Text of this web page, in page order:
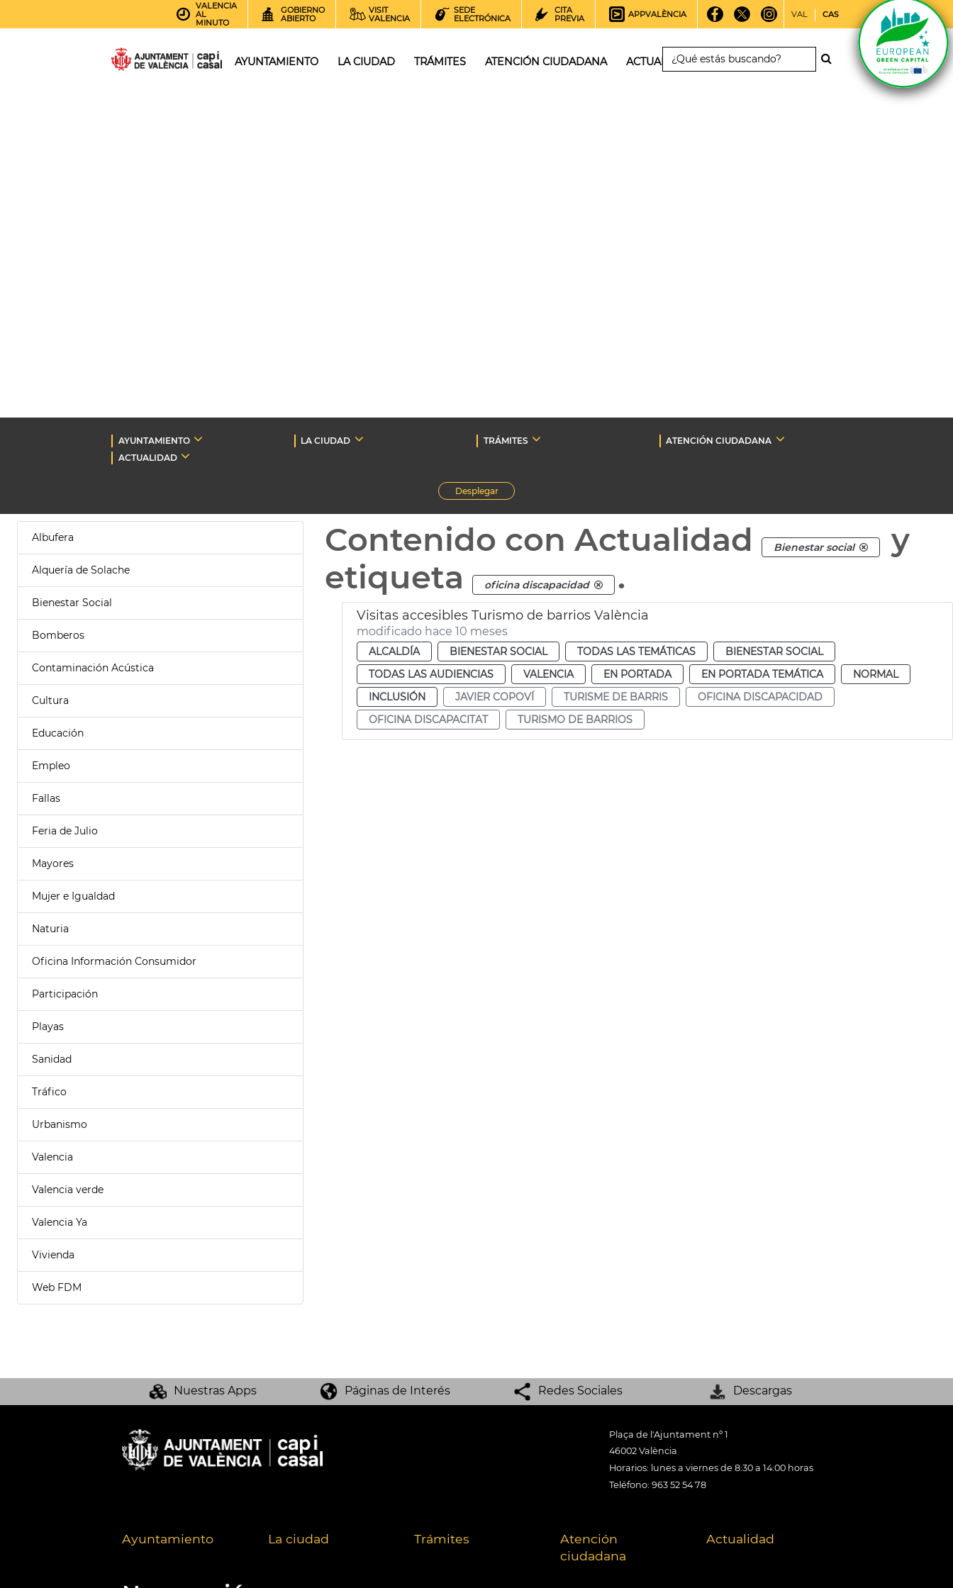
VALENCIA
AL
MINUTO
GOBIERNO
ABIERTO
VISIT
VALENCIA
SEDE
ELECTRÓNICA
CITA
PREVIA
APPVALÈNCIA VAL CAS
AYUNTAMIENTO LA CIUDAD TRÁMITES ATENCIÓN CIUDADANA ACTUALIDAD
AYUNTAMIENTO LA CIUDAD TRÁMITES
ATENCIÓN CIUDADANA
ACTUALIDAD
Desplegar
Albufera
Alquería de Solache
Bienestar Social
Bomberos
Contaminación Acústica
Cultura
Educación
Empleo
Fallas
Feria de Julio
Mayores
Mujer e Igualdad
Naturia
Oficina Información Consumidor
Participación
Playas
Sanidad
Tráfico
Urbanismo
Valencia
Valencia verde
Valencia Ya
Vivienda
Web FDM
Contenido con Actualidad Bienestar social
y
etiqueta
oficina discapacidad .
Visitas accesibles Turismo de barrios València
modificado hace 10 meses
ALCALDÍA BIENESTAR SOCIAL TODAS LAS TEMÁTICAS
BIENESTAR SOCIAL
TODAS LAS AUDIENCIAS
VALENCIA EN PORTADA EN PORTADA TEMÁTICA
NORMAL
INCLUSIÓN
JAVIER COPOVÍ TURISME DE BARRIS
OFICINA DISCAPACIDAD
OFICINA DISCAPACITAT
TURISMO DE BARRIOS
Nuestras Apps Páginas de Interés Redes Sociales Descargas
Plaça de l'Ajuntament nº 1
46002 València
Horarios: lunes a viernes de 8:30 a 14:00 horas
Teléfono: 963 52 54 78
Ayuntamiento La ciudad Trámites
Atención
ciudadana
Actualidad